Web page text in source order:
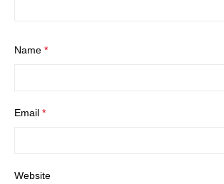
Name *
Email *
Website